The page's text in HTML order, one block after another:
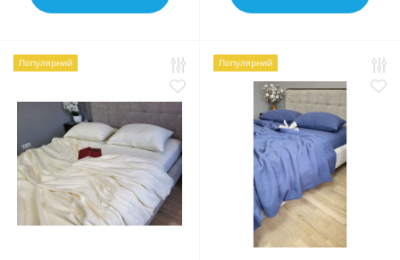
Популярний Популярний